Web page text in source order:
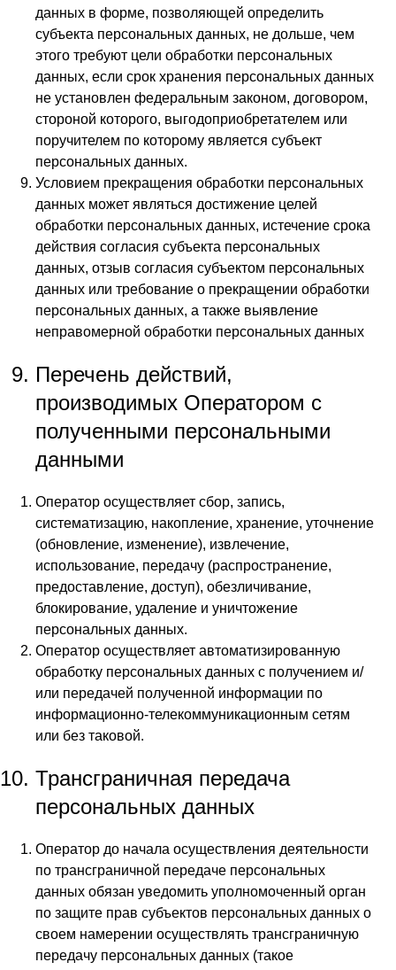
данных в форме, позволяющей определить
субъекта персональных данных, не дольше, чем
этого требуют цели обработки персональных
данных, если срок хранения персональных данных
не установлен федеральным законом, договором,
стороной которого, выгодоприобретателем или
поручителем по которому является субъект
персональных данных.
Условием прекращения обработки персональных
данных может являться достижение целей
обработки персональных данных, истечение срока
действия согласия субъекта персональных
данных, отзыв согласия субъектом персональных
данных или требование о прекращении обработки
персональных данных, а также выявление
неправомерной обработки персональных данных
Перечень действий,
производимых Оператором с
полученными персональными
данными
Оператор осуществляет сбор, запись,
систематизацию, накопление, хранение, уточнение
(обновление, изменение), извлечение,
использование, передачу (распространение,
предоставление, доступ), обезличивание,
блокирование, удаление и уничтожение
персональных данных.
Оператор осуществляет автоматизированную
обработку персональных данных с получением и/
или передачей полученной информации по
информационно-телекоммуникационным сетям
или без таковой.
Трансграничная передача
персональных данных
Оператор до начала осуществления деятельности
по трансграничной передаче персональных
данных обязан уведомить уполномоченный орган
по защите прав субъектов персональных данных о
своем намерении осуществлять трансграничную
передачу персональных данных (такое